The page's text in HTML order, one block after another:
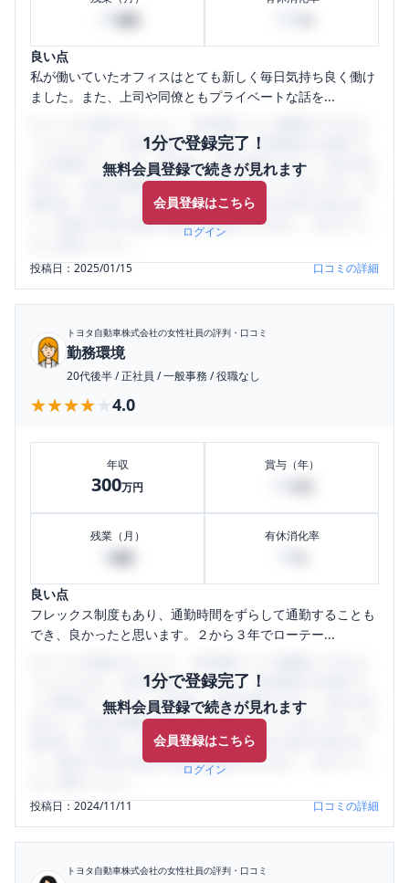
良い点
私が働いていたオフィスはとても新しく毎日気持ち良く働け
ました。また、上司や同僚ともプライベートな話を...
1分で登録完了！
無料会員登録で続きが見れます
会員登録はこちら
ログイン
うになります。SHEHUB(シーハブ)は、女性限定の企業口コ
ミの投稿サイトです。給与面・女性の働きやすさ・会社の評
判など、女性の転職は気にすべき点がたくさんあります。先
輩社員（元社員）の口コミを通して、本当の会社の姿を知
り、将来の不安や現在の悩みを解消するために、ぜひサイト
投稿日：2025/01/15 口コミの詳細
トヨタ自動車株式会社の女性社員の評判・口コミ
勤務環境
20代後半/正社員 /一般事務 /役職なし
★★★★★
★★★★★ 4.0
年収
300万円
賞与（年）
残業（月） 有休消化率
良い点
フレックス制度もあり、通勤時間をずらして通勤することも
でき、良かったと思います。２から３年でローテー...
1分で登録完了！
無料会員登録で続きが見れます
会員登録はこちら
ログイン
うになります。SHEHUB(シーハブ)は、女性限定の企業口コ
ミの投稿サイトです。給与面・女性の働きやすさ・会社の評
判など、女性の転職は気にすべき点がたくさんあります。先
輩社員（元社員）の口コミを通して、本当の会社の姿を知
り、将来の不安や現在の悩みを解消するために、ぜひサイト
投稿日：2024/11/11 口コミの詳細
トヨタ自動車株式会社の女性社員の評判・口コミ